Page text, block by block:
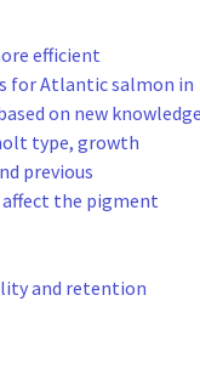
efficient
for Atlantic salmon in
on new
type, growth
previous
the pigment
and retention